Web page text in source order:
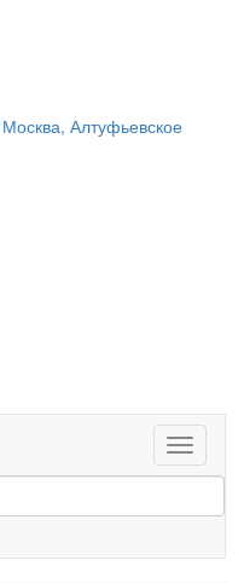
Москва, Алтуфьевское
Меню